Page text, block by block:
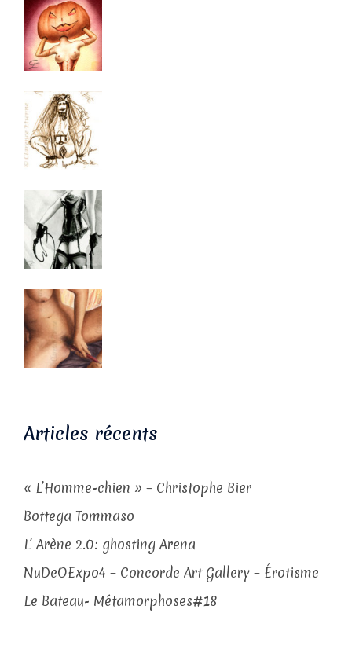
Articles récents
« L’Homme-chien » – Christophe Bier
Bottega Tommaso
L’ Arène 2.0: ghosting Arena
NuDeOExpo4 – Concorde Art Gallery – Érotisme
Le Bateau- Métamorphoses#18